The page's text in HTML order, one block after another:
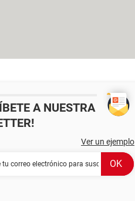
A NUESTRA
Ver un ejemplo